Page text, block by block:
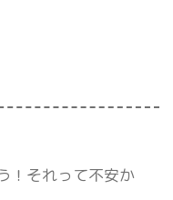
！それって不安か